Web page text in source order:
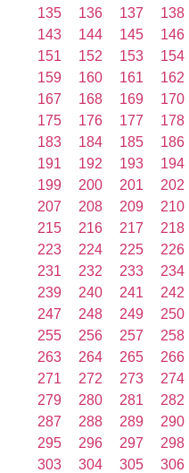
135
136 137 138
143
144 145 146
151
152 153 154
159
160 161 162
167
168 169 170
175
176 177 178
183
184 185 186
191
192 193 194
199
200 201 202
207
208 209 210
215
216 217 218
223
224 225 226
231
232 233 234
239
240 241 242
247
248 249 250
255
256 257 258
263
264 265 266
271
272 273 274
279
280 281 282
287
288 289 290
295
296 297 298
303
304 305 306